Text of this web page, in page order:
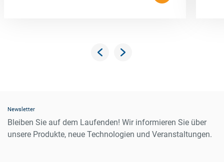
Newsletter
Bleiben Sie auf dem Laufenden! Wir informieren Sie über
unsere Produkte, neue Technologien und Veranstaltungen.